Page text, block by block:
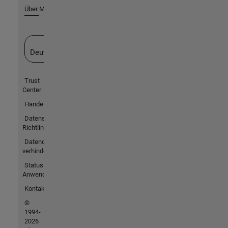
Über MathWorks
Deutschland
Trust
Center
Handelsmarken
Datenschutz-
Richtlinien
Datendiebstahl
verhindern
Status von
Anwendungen
Kontakt
©
1994-
2026